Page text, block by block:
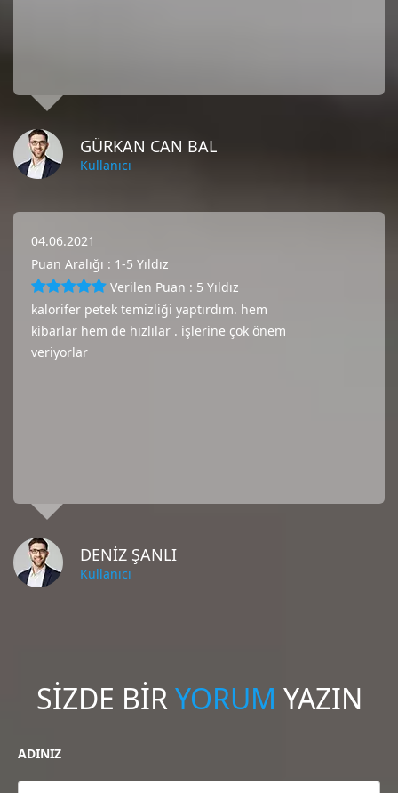
GÜRKAN CAN BAL
Kullanıcı
04.06.2021
Puan Aralığı : 1-5 Yıldız
Verilen Puan : 5 Yıldız
kalorifer petek temizliği yaptırdım. hem
kibarlar hem de hızlılar . işlerine çok önem
veriyorlar
DENIZ ŞANLI
Kullanıcı
SİZDE BİRYORUM YAZIN
ADINIZ